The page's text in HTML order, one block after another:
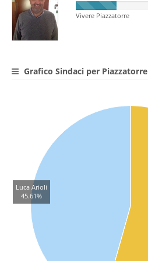
Vivere Piazzatorre
Grafico Sindaci per Piazzatorre
Luca Arioli
45.61%